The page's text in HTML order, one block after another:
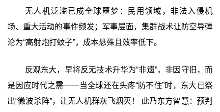
无人机泛滥已成全球噩梦：民用领域，非法入侵机
场、重大活动的事件频发；军事层面，集群战术让防空导弹
沦为“高射炮打蚊子”，成本悬殊且效率低下。
反观东大，早将反无技术升华为“非遗”，非因守旧，而
是因应时代之需——当全球还在头疼“防不住”时，东大已祭
出“微波杀阵”，让无人机群灰飞烟灭！ 此乃东方智慧：预判